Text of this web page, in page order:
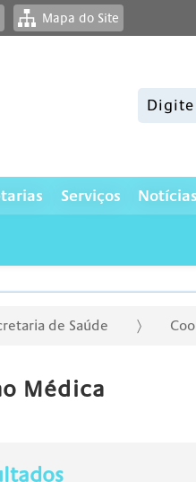
Mapa do Site
Pesquisar:
Serviços Notícias
de Saúde
Médica